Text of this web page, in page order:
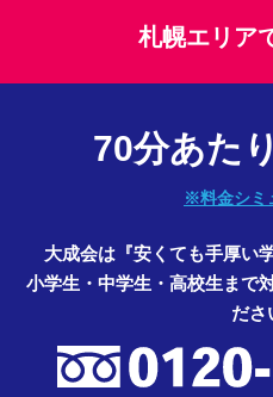
札幌エリア
70分あたり
※料金シミ
大成会は『安くても手厚い
小学生・中学生・高校生まで
ださ